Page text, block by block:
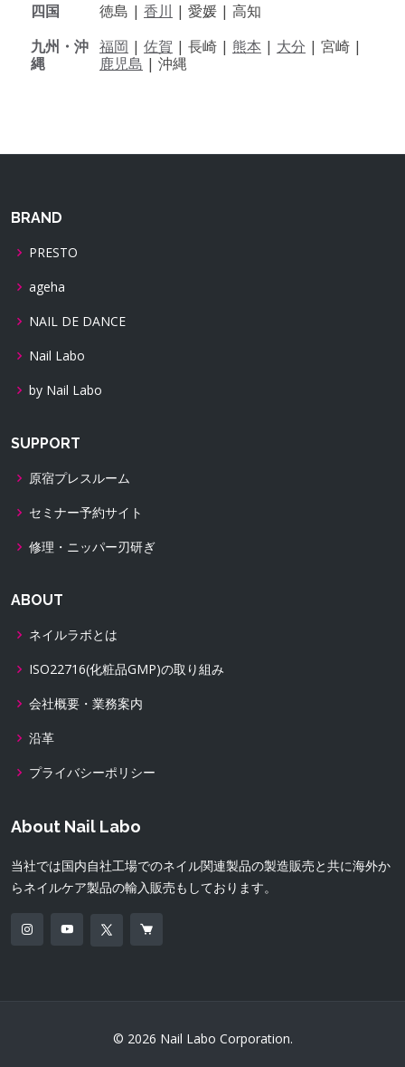
四国
徳島 | 香川 | 愛媛 | 高知
九州・沖
縄
福岡 | 佐賀 | 長崎 | 熊本 | 大分 | 宮崎 |
鹿児島 | 沖縄
BRAND
PRESTO
ageha
NAIL DE DANCE
Nail Labo
by Nail Labo
SUPPORT
原宿プレスルーム
セミナー予約サイト
修理・ニッパー刃研ぎ
ABOUT
ネイルラボとは
ISO22716(化粧品GMP)の取り組み
会社概要・業務案内
沿革
プライバシーポリシー
About Nail Labo
当社では国内自社工場でのネイル関連製品の製造販売と共に海外か
らネイルケア製品の輸入販売もしております。
© 2026 Nail Labo Corporation.